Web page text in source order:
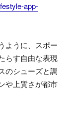
app-
ように、スポー
らす自由な表現
のシューズと調
や上質さが都市